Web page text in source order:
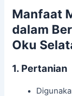
Manfaat
dalam
Oku
1. Pertanian